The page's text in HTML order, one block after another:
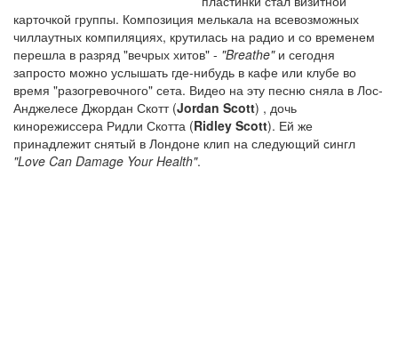
карточкой группы. Композиция мелькала на всевозможных
чиллаутных компиляциях, крутилась на радио и со временем
перешла в разряд "вечрых хитов" - "Breathe"и сегодня
запросто можно услышать где-нибудь в кафе или клубе во
время "разогревочного" сета. Видео на эту песню сняла в Лос-
Анджелесе Джордан Скотт (Jordan Scott) , дочь
кинорежиссера Ридли Скотта (Ridley Scott). Ей же
принадлежит снятый в Лондоне клип на следующий сингл
"Love Can Damage Your Health".